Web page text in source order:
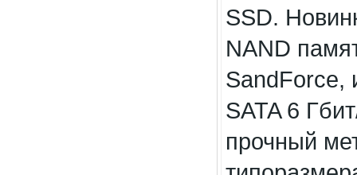
SSD.
NAND
SandForce,
SATA 6
прочный